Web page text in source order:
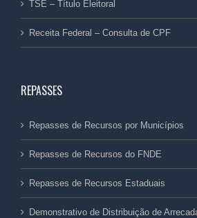
TSE – Título Eleitoral
Receita Federal – Consulta de CPF
REPASSES
Repasses de Recursos por Municípios
Repasses de Recursos do FNDE
Repasses de Recursos Estaduais
Demonstrativo de Distribuição de